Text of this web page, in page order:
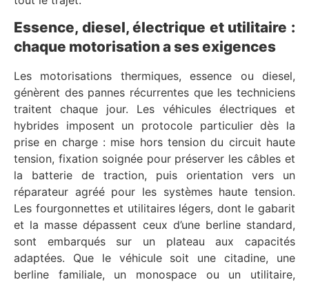
Essence, diesel, électrique et utilitaire :
chaque motorisation a ses exigences
Les motorisations thermiques, essence ou diesel,
génèrent des pannes récurrentes que les techniciens
traitent chaque jour. Les véhicules électriques et
hybrides imposent un protocole particulier dès la
prise en charge : mise hors tension du circuit haute
tension, fixation soignée pour préserver les câbles et
la batterie de traction, puis orientation vers un
réparateur agréé pour les systèmes haute tension.
Les fourgonnettes et utilitaires légers, dont le gabarit
et la masse dépassent ceux d’une berline standard,
sont embarqués sur un plateau aux capacités
adaptées. Que le véhicule soit une citadine, une
berline familiale, un monospace ou un utilitaire,